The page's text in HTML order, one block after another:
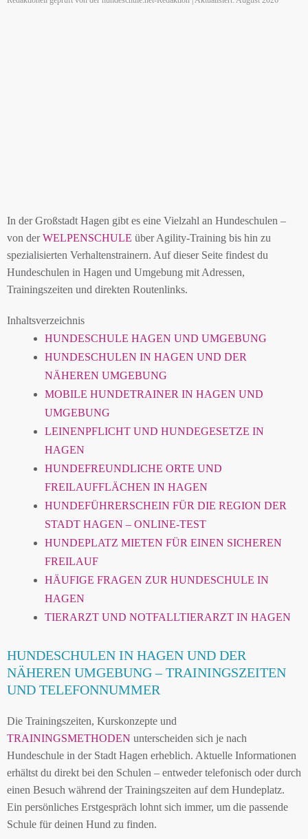
In der Großstadt Hagen gibt es eine Vielzahl an Hundeschulen –
von derWELPENSCHULE über Agility-Training bis hin zu
spezialisierten Verhaltenstrainern. Auf dieser Seite findest du
Hundeschulen in Hagen und Umgebung mit Adressen,
Trainingszeiten und direkten Routenlinks.
Inhaltsverzeichnis
HUNDESCHULE HAGEN UND UMGEBUNG
HUNDESCHULEN IN HAGEN UND DER
NÄHEREN UMGEBUNG
MOBILE HUNDETRAINER IN HAGEN UND
UMGEBUNG
LEINENPFLICHT UND HUNDEGESETZE IN
HAGEN
HUNDEFREUNDLICHE ORTE UND
FREILAUFFLÄCHEN IN HAGEN
HUNDEFÜHRERSCHEIN FÜR DIE REGION DER
STADT HAGEN – ONLINE-TEST
HUNDEPLATZ MIETEN FÜR EINEN SICHEREN
FREILAUF
HÄUFIGE FRAGEN ZUR HUNDESCHULE IN
HAGEN
TIERARZT UND NOTFALLTIERARZT IN HAGEN
HUNDESCHULEN IN HAGEN UND DER
NÄHEREN UMGEBUNG – TRAININGSZEITEN
UND TELEFONNUMMER
Die Trainingszeiten, Kurskonzepte und
TRAININGSMETHODEN unterscheiden sich je nach
Hundeschule in der Stadt Hagen erheblich. Aktuelle Informationen
erhältst du direkt bei den Schulen – entweder telefonisch oder durch
einen Besuch während der Trainingszeiten auf dem Hundeplatz.
Ein persönliches Erstgespräch lohnt sich immer, um die passende
Schule für deinen Hund zu finden.